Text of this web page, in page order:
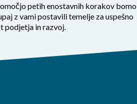
petih enostavnih korakov bomo
z vami postavili temelje za uspešno
podjetja in razvoj.